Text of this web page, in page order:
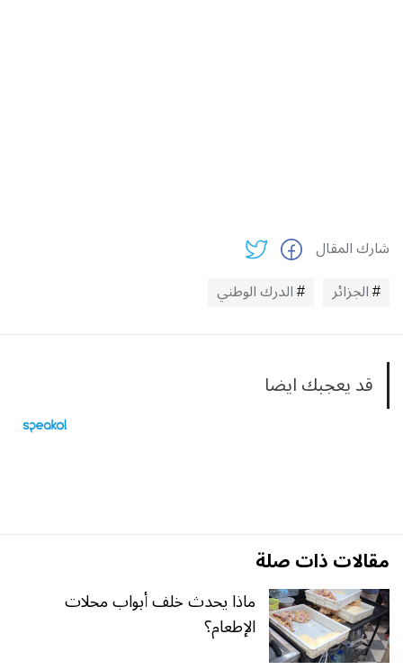
شارك المقال
الجزائر
الدرك الوطني
قد يعجبك ايضا
مقالات ذات صلة
ماذا يحدث خلف أبواب محلات
الإطعام؟